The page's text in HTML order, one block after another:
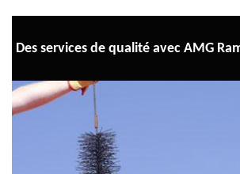
Des services de qualité avec AMG